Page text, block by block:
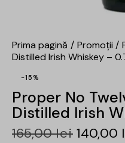
Prima pagină Promoții
Distilled Irish Whiskey –
-15%
Proper No
Distilled Irish
165,00lei 140,00